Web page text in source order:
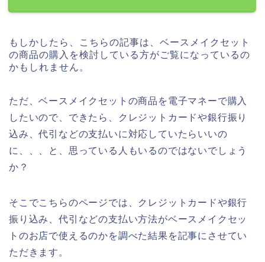
もしかしたら、こちらの記事は、ベースメイクセット
の商品の購入を検討している方がご覧になっているの
かもしれません。
ただ、ベースメイクセットの商品を電子マネーで購入
したいので、できたら、クレジットカードや銀行振り
込み、代引などの支払いに対応していたらいいの
に、、、と、思っている人もいるのではないでしょう
か？
そこでこちらのページでは、クレジットカードや銀行
振り込み、代引などの支払い方法がベースメイクセッ
トのお店で使えるのかを調べた結果を記事にさせてい
ただきます。